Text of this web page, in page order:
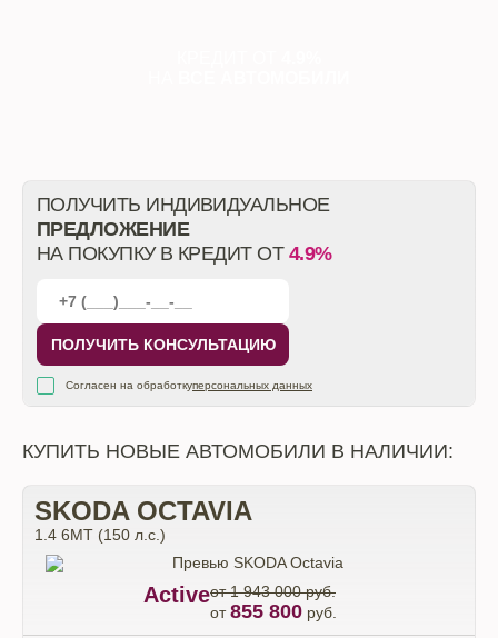
ПОЛУЧИТЬ ИНДИВИДУАЛЬНОЕ
ПРЕДЛОЖЕНИЕ
НА ПОКУПКУ В КРЕДИТ ОТ 4.9%
ПОЛУЧИТЬ КОНСУЛЬТАЦИЮ
Согласен на обработкуперсональных данных
КУПИТЬ НОВЫЕ АВТОМОБИЛИ В НАЛИЧИИ:
SKODA OCTAVIA
1.4 6MT (150 л.с.)
Activeот 1 943 000 руб.
от855 800 руб.